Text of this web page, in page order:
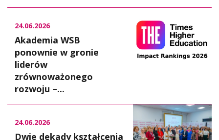
24.06.2026
Akademia WSB
ponownie w gronie
liderów
zrównoważonego
rozwoju –...
24.06.2026
Dwie dekady kształcenia